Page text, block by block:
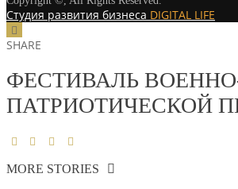
Студия развития бизнеса DIGITAL LIFE
SHARE
ФЕСТИВАЛЬ
ПАТРИОТИЧЕСКОЙ
MORE STORIES